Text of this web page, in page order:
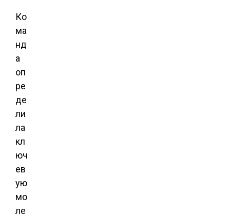
Ко
ма
нд
а
оп
ре
де
ли
ла
кл
юч
ев
ую
мо
ле